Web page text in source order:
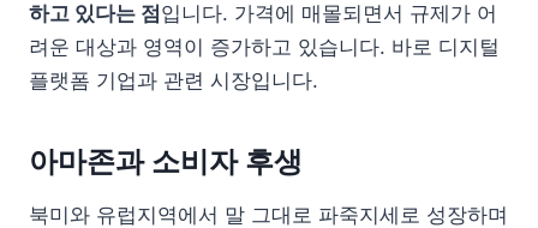
하고 있다는 점 입니다. 가격에 매몰되면서 규제가 어
려운 대상과 영역이 증가하고 있습니다. 바로 디지털
플랫폼 기업과 관련 시장입니다.
아마존과 소비자 후생
북미와 유럽지역에서 말 그대로 파죽지세로 성장하며